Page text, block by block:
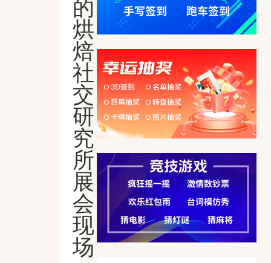
的
烘
焙
社
交
研
究
所
展
会
现
场